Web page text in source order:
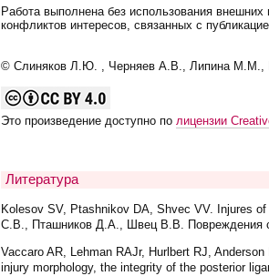
Работа выполнена без использования
конфликтов интересов, связанных с
© Слиняков Л.Ю. , Черняев А.В., Липина М.М.,
Это произведение доступно по лицензии
Литература
Kolesov SV, Ptashnikov DA, Shvec VV. Injures
С.В., Пташников Д.А., Швец В.В. Повреждения
Vaccaro AR, Lehman RAJr, Hurlbert RJ,
injury morphology, the integrity of the posterior